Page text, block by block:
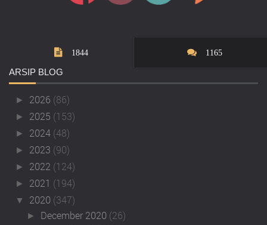
1844 1165
ARSIP BLOG
► 2026 (86)
► 2025 (153)
► 2024 (48)
► 2023 (90)
► 2022 (124)
► 2021 (194)
▼ 2020 (347)
► December 2020 (26)